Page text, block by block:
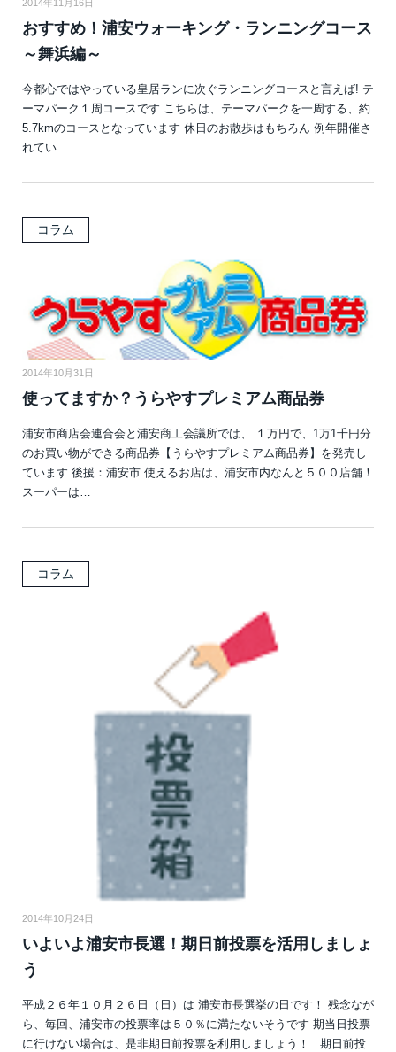
2014年11月16日
おすすめ！浦安ウォーキング・ランニングコース
～舞浜編～
今都心ではやっている皇居ランに次ぐランニングコースと言えば! テ
ーマパーク１周コースです こちらは、テーマパークを一周する、約
5.7kmのコースとなっています 休日のお散歩はもちろん 例年開催さ
れてい…
コラム
2014年10月31日
使ってますか？うらやすプレミアム商品券
浦安市商店会連合会と浦安商工会議所では、 １万円で、1万1千円分
のお買い物ができる商品券【うらやすプレミアム商品券】を発売し
ています 後援：浦安市 使えるお店は、浦安市内なんと５００店舗！
スーパーは…
コラム
2014年10月24日
いよいよ浦安市長選！期日前投票を活用しましょ
う
平成２６年１０月２６日（日）は 浦安市長選挙の日です！ 残念なが
ら、毎回、浦安市の投票率は５０％に満たないそうです 期当日投票
に行けない場合は、是非期日前投票を利用しましょう！ 期日前投